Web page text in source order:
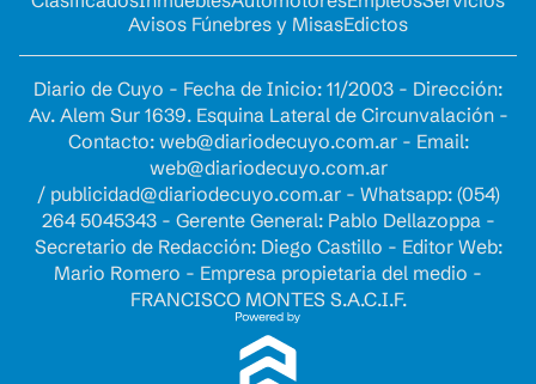
Avisos Fúnebres y MisasEdictos
Diario de Cuyo - Fecha de Inicio: 11/2003 - Dirección:
Av. Alem Sur 1639. Esquina Lateral de Circunvalación -
Contacto: web@diariodecuyo.com.ar- Email:
web@diariodecuyo.com.ar
/ publicidad@diariodecuyo.com.ar- Whatsapp: (054)
264 5045343 - Gerente General: Pablo Dellazoppa -
Secretario de Redacción: Diego Castillo - Editor Web:
Mario Romero - Empresa propietaria del medio -
FRANCISCO MONTES S.A.C.I.F.